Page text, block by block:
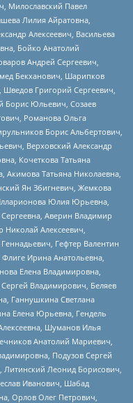
Милославский Павел
Лилия Айратовна,
Алексеевич, Васильева
Бойко Анатолий
Андрей Сергеевич,
Бекханович, Шарипков
Григорий Сергеевич,
Борис Юльевич, Созаев
Романова Ольга
Борис Альбертович,
Верховский Александр
Кочеткова Татьяна
Акимова Татьяна Николаевна,
Ян Збигневич, Жемкова
Юлия Юрьевна,
Аверин Владимир
Алексеевич,
Гефтер Валентин
Ирина Анатольевна,
Елена Владимировна,
Владимирович, Беляев
Ганнушкина Светлана
Елена Юрьевна, Гендель
Шуманов Илья
Анатолий Мариевич,
Подузов Сергей
Литинский Леонид Борисович,
Иванович, Шабад
Орлов Олег Петрович,